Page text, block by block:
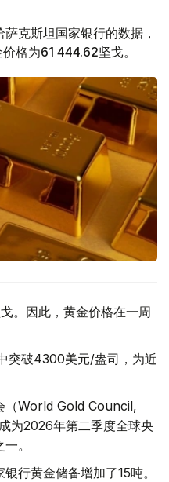
萨克斯坦国家银行的数据，
格为61 444.62坚戈。
。因此，黄金价格在一周
突破4300美元/盎司，为近
（World Gold Council,
为2026年第二季度全球央
。
行黄金储备增加了15吨。